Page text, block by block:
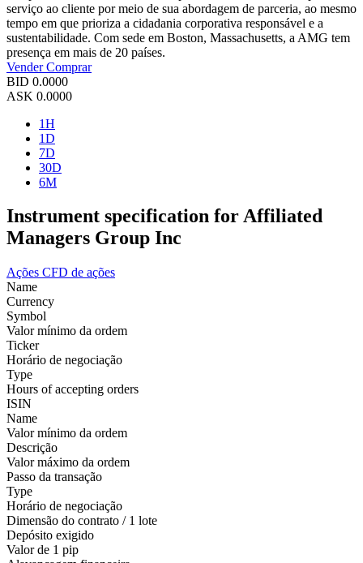
serviço ao cliente por meio de sua abordagem de parceria, ao mesmo
tempo em que prioriza a cidadania corporativa responsável e a
sustentabilidade. Com sede em Boston, Massachusetts, a AMG tem
presença em mais de 20 países.
VenderComprar
BID 0.0000
ASK 0.0000
1H
1D
7D
30D
6M
Instrument specification for Affiliated
Managers Group Inc
Ações CFD de ações
Name
Currency
Symbol
Valor mínimo da ordem
Ticker
Horário de negociação
Type
Hours of accepting orders
ISIN
Name
Valor mínimo da ordem
Descrição
Valor máximo da ordem
Passo da transação
Type
Horário de negociação
Dimensão do contrato / 1 lote
Depósito exigido
Valor de 1 pip